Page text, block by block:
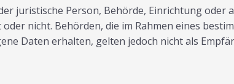
juristische Person, Behörde, Einrichtung
nicht. Behörden, die im Rahmen eines
Daten erhalten, gelten jedoch nicht als